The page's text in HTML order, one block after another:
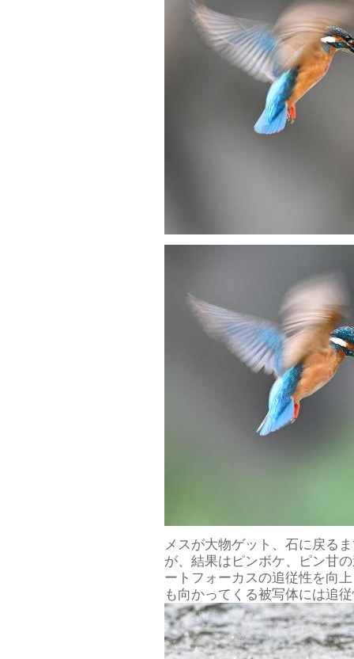
メスが大物ゲット、石に戻る
が、結果はピンボケ、ピン甘
ートフォーカスの追従性を向
も向かってくる被写体には追